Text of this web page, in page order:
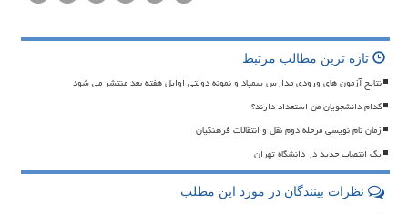
تازه ترین مطالب مرتبط
نتایج آزمون های ورودی مدارس سمپاد و نمونه دولتی اوایل هفته بعد منتشر می شود
کدام دانشجویان من استعداد دارند؟
زمان نام نویسی مرحله دوم نقل و انتقالات فرهنگیان
یک انتصاب جدید در دانشگاه تهران
نظرات بینندگان در مورد این مطلب